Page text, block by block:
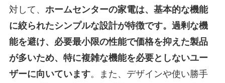
対して、 ホームセンターの家電は、基本的な機能
に絞られたシンプルな設計が特徴です。過剰な機
能を避け、必要最小限の性能で価格を抑えた製品
が多いため、特に複雑な機能を必要としないユー
ザーに向いています。また、デザインや使い勝手